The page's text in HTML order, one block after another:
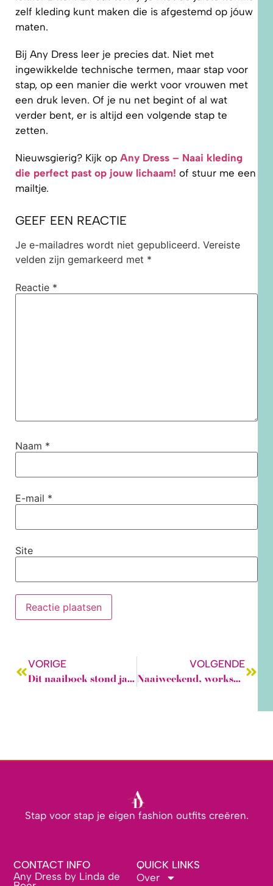
zelf kleding kunt maken die is afgestemd op jóuw
maten.
Bij Any Dress leer je precies dat. Niet met
ingewikkelde technische termen, maar stap voor
stap, op een manier die werkt voor vrouwen met
een druk leven. Of je nu net begint of al wat
verder bent, er is altijd een volgende stap te
zetten.
Nieuwsgierig? Kijk op Any Dress – Naai kleding
die perfect past op jouw lichaam! of stuur me een
mailtje.
GEEF EEN REACTIE
Je e-mailadres wordt niet gepubliceerd. Vereiste
velden zijn gemarkeerd met *
Reactie *
Naam *
E-mail *
Site
VORIGE
Dit naaiboek stond jaren in mijn kast (en elke keer begon ik er toch niet aan)
VOLGENDE
Naaiweekend, workshops en vakantie. Dit staat er voor de lente op de planning.
Stap voor stap je eigen fashion outfits creëren.
CONTACT INFO
Any Dress by Linda de
QUICK LINKS
Over